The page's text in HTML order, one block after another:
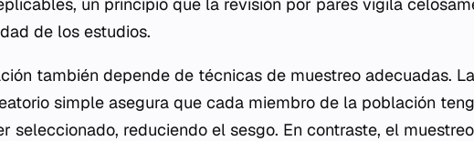
de los estudios.
también depende de técnicas de muestreo adecuadas. La
simple asegura que cada miembro de la población
seleccionado, reduciendo el sesgo. En contraste, el